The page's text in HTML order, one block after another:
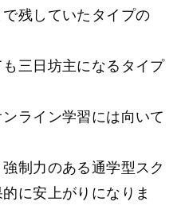
残していたタイプの
三日坊主になるタイプ
ライン学習には向いて
制力のある通学型スク
に安上がりになりま